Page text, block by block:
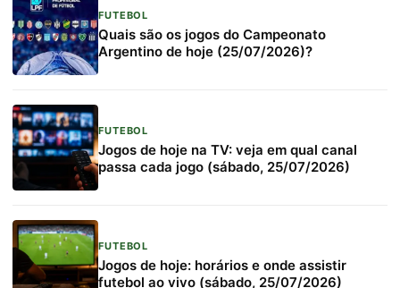
FUTEBOL
Quais são os jogos do Campeonato
Argentino de hoje (25/07/2026)?
FUTEBOL
Jogos de hoje na TV: veja em qual canal
passa cada jogo (sábado, 25/07/2026)
FUTEBOL
Jogos de hoje: horários e onde assistir
futebol ao vivo (sábado, 25/07/2026)